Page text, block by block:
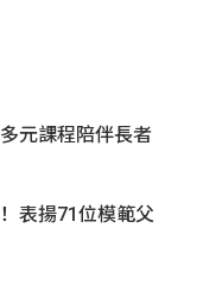
元課程陪伴長者
表揚71位模範父